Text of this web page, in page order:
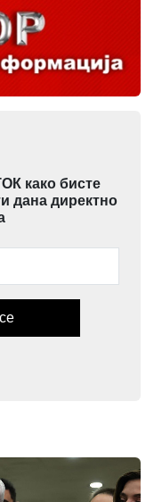
како бисте
дана директно